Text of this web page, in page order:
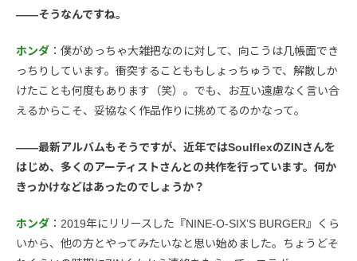
――そうなんですね。
ホンダ ：僕がめっちゃ大雑把なのに対して、向こうは几帳面でき
っちりしています。衝突することももしょっちゅうで、解散しか
けたことも何度もあります（笑）。でも、お互い遠慮なく言い合
えるからこそ、妥協なく作品作りに挑めてるのかなって。
――最新アルバムもそうですが、近年ではSoulflexのZINさんを
はじめ、多くのアーティストさんとの共作を行っています。何か
きっかけなどはあったのでしょうか？
ホンダ ：2019年にリリースした『NINE-O-SIX’S BURGER』くら
いから、他の方とやってみたいなと思い始めました。ちょうどそ